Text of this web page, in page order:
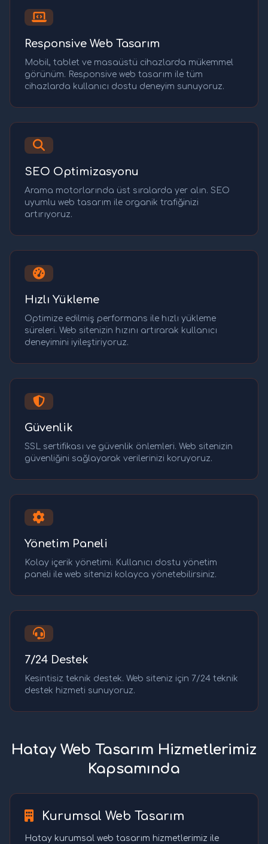
Responsive Web Tasarım
Mobil, tablet ve masaüstü cihazlarda mükemmel
görünüm. Responsive web tasarım ile tüm
cihazlarda kullanıcı dostu deneyim sunuyoruz.
SEO Optimizasyonu
Arama motorlarında üst sıralarda yer alın. SEO
uyumlu web tasarım ile organik trafiğinizi
artırıyoruz.
Hızlı Yükleme
Optimize edilmiş performans ile hızlı yükleme
süreleri. Web sitenizin hızını artırarak kullanıcı
deneyimini iyileştiriyoruz.
Güvenlik
SSL sertifikası ve güvenlik önlemleri. Web sitenizin
güvenliğini sağlayarak verilerinizi koruyoruz.
Yönetim Paneli
Kolay içerik yönetimi. Kullanıcı dostu yönetim
paneli ile web sitenizi kolayca yönetebilirsiniz.
7/24 Destek
Kesintisiz teknik destek. Web siteniz için 7/24 teknik
destek hizmeti sunuyoruz.
Hatay Web Tasarım Hizmetlerimiz
Kapsamında
Kurumsal Web Tasarım
Hatay kurumsal web tasarım hizmetlerimiz ile